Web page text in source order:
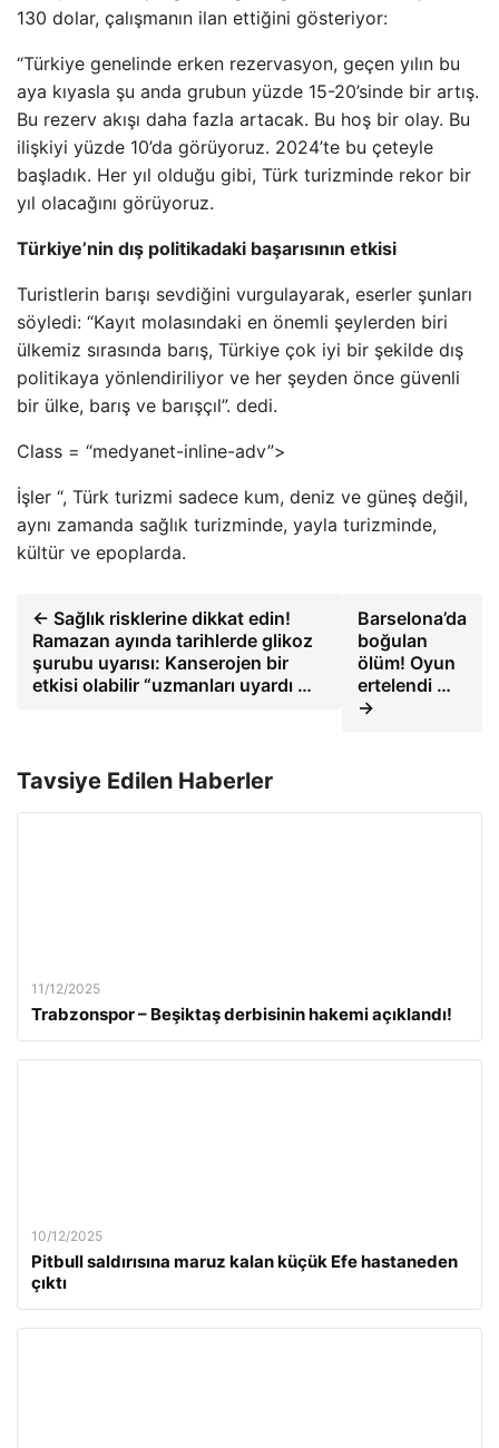
130 dolar, çalışmanın ilan ettiğini gösteriyor:
“Türkiye genelinde erken rezervasyon, geçen yılın bu
aya kıyasla şu anda grubun yüzde 15-20’sinde bir artış.
Bu rezerv akışı daha fazla artacak. Bu hoş bir olay. Bu
ilişkiyi yüzde 10’da görüyoruz. 2024’te bu çeteyle
başladık. Her yıl olduğu gibi, Türk turizminde rekor bir
yıl olacağını görüyoruz.
Türkiye’nin dış politikadaki başarısının etkisi
Turistlerin barışı sevdiğini vurgulayarak, eserler şunları
söyledi: “Kayıt molasındaki en önemli şeylerden biri
ülkemiz sırasında barış, Türkiye çok iyi bir şekilde dış
politikaya yönlendiriliyor ve her şeyden önce güvenli
bir ülke, barış ve barışçıl”. dedi.
Class = “medyanet-inline-adv”>
İşler “, Türk turizmi sadece kum, deniz ve güneş değil,
aynı zamanda sağlık turizminde, yayla turizminde,
kültür ve epoplarda.
← Sağlık risklerine dikkat edin!
Ramazan ayında tarihlerde glikoz
şurubu uyarısı: Kanserojen bir
etkisi olabilir “uzmanları uyardı …
Barselona’da
boğulan
ölüm! Oyun
ertelendi …
→
Tavsiye Edilen Haberler
11/12/2025
Trabzonspor – Beşiktaş derbisinin hakemi açıklandı!
10/12/2025
Pitbull saldırısına maruz kalan küçük Efe hastaneden
çıktı